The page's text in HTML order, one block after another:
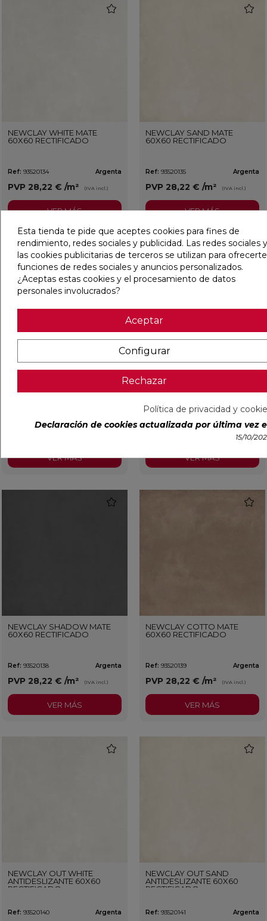
NEWCLAY WHITE MATE
60X60 RECTIFICADO
Ref: 93520134 Argenta
PVP 28,22 € /m² (IVA incl.)
VER MÁS
NEWCLAY SAND MATE
60X60 RECTIFICADO
Ref: 93520135 Argenta
PVP 28,22 € /m² (IVA incl.)
VER MÁS
favorite
VER MÁS
NEWCLAY DARK MATE
60X60 RECTIFICADO
(IVA incl.)
VER MÁS
NEWCLAY SHADOW MATE
60X60 RECTIFICADO
Ref: 93520138 Argenta
PVP 28,22 € /m² (IVA incl.)
VER MÁS
NEWCLAY COTTO MATE
60X60 RECTIFICADO
Ref: 93520139 Argenta
PVP 28,22 € /m² (IVA incl.)
VER MÁS
NEWCLAY OUT WHITE
ANTIDESLIZANTE 60X60
RECTIFICADO
Ref: 93520140 Argenta
NEWCLAY OUT SAND
ANTIDESLIZANTE 60X60
RECTIFICADO
Ref: 93520141 Argenta
Esta tienda te pide que aceptes cookies para fines de
rendimiento, redes sociales y publicidad. Las redes sociales y
las cookies publicitarias de terceros se utilizan para ofrecerte
funciones de redes sociales y anuncios personalizados.
¿Aceptas estas cookies y el procesamiento de datos
personales involucrados?
Aceptar
Configurar
Rechazar
Política de privacidad y
Declaración de cookies actualizada por última vez
15/10/